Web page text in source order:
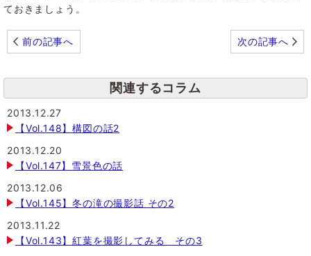
ておきましょう。
前の記事へ 次の記事へ
関連するコラム
2013.12.27
【Vol.148】構図の話2
2013.12.20
【Vol.147】雪景色の話
2013.12.06
【Vol.145】冬の滝の撮影話 その2
2013.11.22
【Vol.143】紅葉を撮影してみる その3